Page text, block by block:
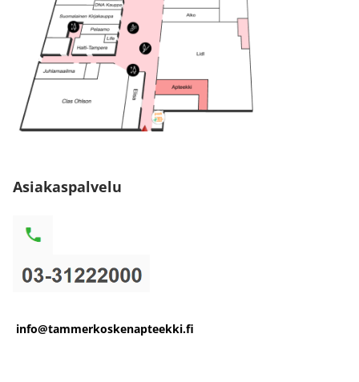
Asiakaspalvelu
info@tammerkoskenapteekki.fi